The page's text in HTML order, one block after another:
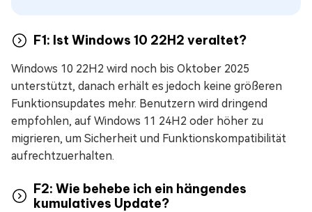
F1: Ist Windows 10 22H2 veraltet?
Windows 10 22H2 wird noch bis Oktober 2025
unterstützt, danach erhält es jedoch keine größeren
Funktionsupdates mehr. Benutzern wird dringend
empfohlen, auf Windows 11 24H2 oder höher zu
migrieren, um Sicherheit und Funktionskompatibilität
aufrechtzuerhalten.
F2: Wie behebe ich ein hängendes
kumulatives Update?